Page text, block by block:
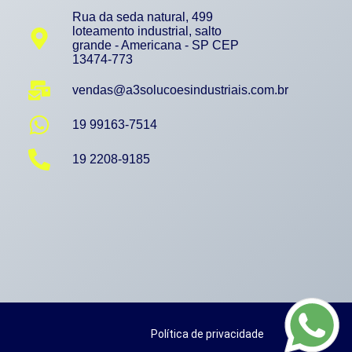
Rua da seda natural, 499
loteamento industrial, salto
grande - Americana - SP CEP
13474-773
vendas@a3solucoesindustriais.com.br
19 99163-7514
19 2208-9185
Política de privacidade